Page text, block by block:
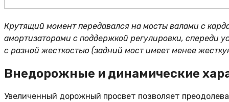
Крутящий момент передавался на мосты валами с
амортизаторами с поддержкой регулировки, спереди
с разной жесткостью (задний мост имеет менее
Внедорожные и динамические
Увеличенный дорожный просвет позволяет